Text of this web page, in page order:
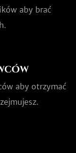
aby brać
aby otrzymać